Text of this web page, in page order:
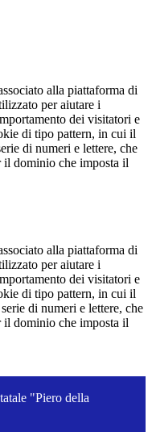
alla piattaforma di
per aiutare i
dei visitatori e
di tipo pattern, in cui il
di numeri e lettere, che
il dominio che imposta il
alla piattaforma di
per aiutare i
dei visitatori e
di tipo pattern, in cui il
di numeri e lettere, che
il dominio che imposta il
"Piero della